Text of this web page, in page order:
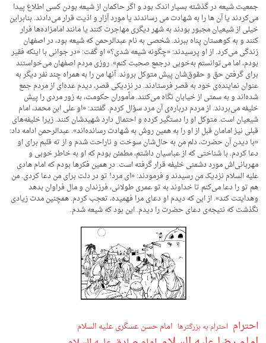
جمعیت شیعه در گذشته بسیار اندک بود و اگر حاکمان از شیعه بودن کسی اطلاع پیدا
می‌کردند یا آن ها را به شهادت می رساندند یا مورد آزار و اذیت قرار می‌دادند. بنابراین
خیلی از شیعیان مجبور بودند به شهر دیگری مهاجرت کنند یا مانند امامزاده‌ها فرار
کنند و به کوهستان پناه ببرند. شخصی به نام عبدالرحمن که شیعه بود، در اصفهان
زندگی می‌کرد. از او پرسیدند: «چگونه شیعه شدی؟» او گفت: «در جوانی با اینکه فقیر
بودم، اما می‌توانستم به‌خوبی درجمع صحبت کنم». روزی مردم اصفهان می‌خواستند
برای گرفتن حق و حقوق‌شان پیش متوکل بروند. آنها من را به همراه چند نفر دیگر به
عنوان نماینده‌ی خود به قصر فرستادند. در نزدیکی قصر، دیدم عده‌ای از مردم جمع
شده‌اند و به سمتی از خیابان نگاه می‌کنند. مأموران حکومت، به زور مردی را پیش
خلیفه می‌بردند. از مردم درباره‌ی آن مرد سؤال کردم. گفتند: «او علی ابن محمد، امام
شیعیان است. متوکل او را دستگیر کرده و احتمال دارد شهیدشان کنند. زیرا خلیفه‌های
قبلی نیز امامان قبل از او را به همین روش به شهادت رسانده‌اند». عبدالرحمن ادامه داد:
«با دیدن آن حضرت، دلم من به حال‌شان سوخت و ناراحت شدم و از ته قلبم برای او
دعا کردم. با شناختی که از عباسیان داشتم، مطمئن بودم که او به خاطر خوبی و
مهربانی‌اش مورد دشمنی خلیفه قرار گرفته است. در همین فکرها بودم که امام هادی
علیه السلام نزدیک من رسیدند و فرمودند: «ای مرد! تو در دلت برای من دعا کردی. من
هم تو را دعا می‌کنم تا خداوند به تو عمری طولانی، فرزندان و مال فراوان بدهد
وهدایتت کند». از این که دیدم او دعای مرا فهمیده، تعجب کردم. همچنین مدت زیادی
نگذشت که نتیجه‌ی دعای حضرت را دیدم. این بود که شیعه شدم.
احترام احترام به بزرگترها امام حسن عسگری علیه السلام